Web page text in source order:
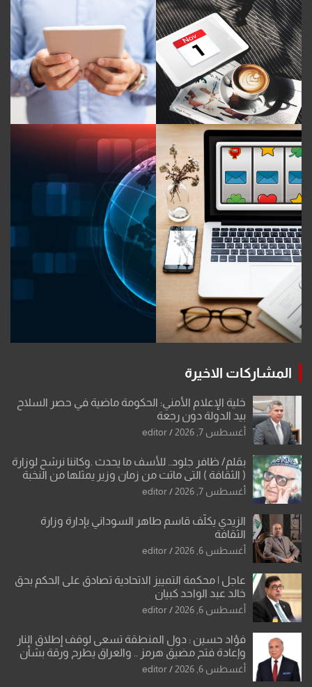
المشاركات الاخيرة
خلية الإعلام الأمني: الحكومة ماضية في حصر السلاح
بيد الدولة دون رجعة
أغسطس 7, 2026 editor
بقلم/ ظافر جلود.. للأسف ما يحدث .وكاننا نرشح لوزارة
( الثقافة ) التي ماتت من زمان وزير يمثلها من النخبة
والإرث العظيم للثقافة العراقية..
أغسطس 7, 2026 editor
الزيدي يكلّف قاسم طاهر السوداني بإدارة وزارة
الثقافة
أغسطس 6, 2026 editor
عاجل | محكمة التمييز الاتحادية تصادق على الحكم بحق
خالد عبد الواحد كبيان
أغسطس 6, 2026 editor
فؤاد حسين : دول المنطقة تسعى لوقف إطلاق النار
وإعادة فتح مضيق هرمز .. والعراق يطرح ورقة بشأن
تحولات القدس
أغسطس 6, 2026 editor